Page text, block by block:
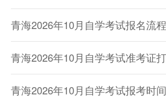
青海2026年10月自学考试报名流程
青海2026年10月自学考试准考证
青海2026年10月自学考试报考时间